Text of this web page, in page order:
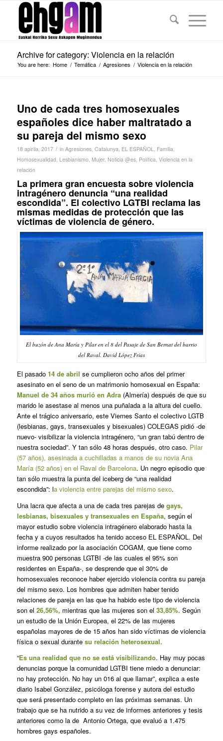
Archive for category: Violencia en la relación
You are here: Home / Temática / Agresiones / Violencia en la relación
Uno de cada tres homosexuales
españoles dice haber maltratado a
su pareja del mismo sexo
18 apirila, 2017 / in Agresiones, Catalunya, EL ESPAÑOL, Familia,
Homosexualidad, Lesbianismo, Mujer, Noticia @es, Política, Violencia en la
relación
La primera gran encuesta sobre violencia
intragénero denuncia “una realidad
escondida”. El colectivo LGTBI reclama las
mismas medidas de protección que las
víctimas de violencia de género.
El buzón de Ana María y Pilar en el 8 del Pasaje de San Bernat del barrio
del Raval. David López Frias
El pasado 14 de abril se cumplieron ocho años del primer
asesinato en el seno de un matrimonio homosexual en España:
Manuel de 34 años murió en Adra(Almería) después de que su
marido le asestase al menos una puñalada a la altura del cuello.
Ante el trágico aniversario, este Viernes Santo el colectivo LGTB
(lesbianas, gays, transexuales y bisexuales) COLEGAS pidió -de
nuevo- visibilizar la violencia intragénero, “un gran tabú dentro de
nuestra sociedad”. Y tan sólo 48 horas después, otro caso. Pilar
(57 años), asesinada a cuchilladas a manos de su novia Ana
María (52 años) en el Raval de Barcelona. Un negro episodio que
tan sólo muestra la punta del iceberg de “una realidad
escondida”: la violencia entre parejas del mismo sexo.
Una lacra que afecta a una de cada tres parejas de gays,
lesbianas, bisexuales y transexuales en España, según el
mayor estudio sobre violencia intragénero elaborado hasta la
fecha y a cuyos resultados ha tenido acceso EL ESPAÑOL. Del
informe realizado por la asociación COGAM, que tiene como
muestra 900 personas LGTBI -de las cuales el 95% son
residentes en España-, se desprende que el 30% de
homosexuales reconoce haber ejercido violencia contra su pareja
del mismo sexo. Los hombres que admiten haber tenido
relaciones de pareja en las que ha habido este tipo de violencia
son el 26,56%, mientras que las mujeres son el 33,85%. Según
un estudio de la Unión Europea, el 22% de las mujeres
españolas mayores de de 15 años han sido víctimas de violencia
física o sexual durante su relación heterosexual.
“Es una realidad que no se está visibilizando. Hay muy pocas
denuncias porque la comunidad LGTBI tiene miedo a denunciar:
no hay protección. No hay un 016 al que llamar”, explica a este
diario Isabel González, psicóloga forense y autora del estudio
que será presentado completo en las próximas semanas. Un
trabajo que se ha nutrido a su vez de informes anteriores y tesis
anteriores como la de Antonio Ortega, que evaluó a 1.475
hombres gays españoles.